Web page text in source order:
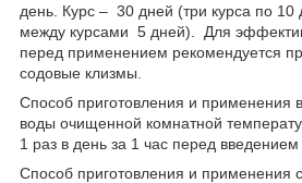
день. Курс – 30 дней (три курса по
между курсами 5 дней). Для
перед применением рекомендуется
содовые клизмы.
Способ приготовления и применения
воды очищенной комнатной
1 раз в день за 1 час перед введением
Способ приготовления и применения